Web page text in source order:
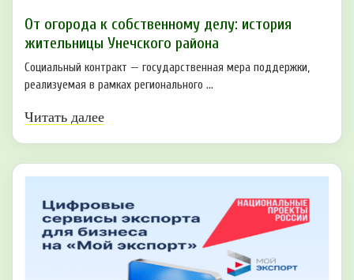
От огорода к собственному делу: история
жительницы Унечского района
Социальный контракт — государственная мера поддержки,
реализуемая в рамках регионального ...
Читать далее